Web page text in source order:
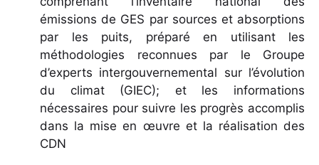
émissions de GES par sources et absorptions
par les puits, préparé en utilisant les
méthodologies reconnues par le Groupe
d’experts intergouvernemental sur l’évolution
du climat (GIEC); et les informations
nécessaires pour suivre les progrès accomplis
dans la mise en œuvre et la réalisation des
CDN